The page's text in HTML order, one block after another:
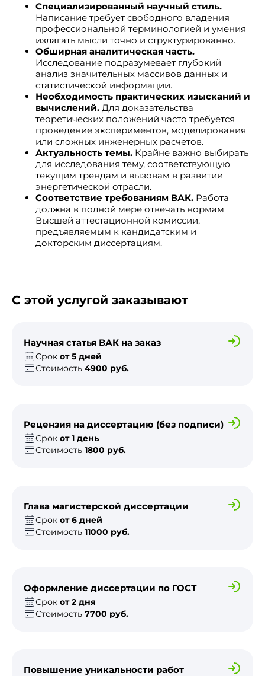
Специализированный научный стиль.
Написание требует свободного владения
профессиональной терминологией и умения
излагать мысли точно и структурированно.
Обширная аналитическая часть.
Исследование подразумевает глубокий
анализ значительных массивов данных и
статистической информации.
Необходимость практических изысканий и
вычислений. Для доказательства
теоретических положений часто требуется
проведение экспериментов, моделирования
или сложных инженерных расчетов.
Актуальность темы. Крайне важно выбирать
для исследования тему, соответствующую
текущим трендам и вызовам в развитии
энергетической отрасли.
Соответствие требованиям ВАК. Работа
должна в полной мере отвечать нормам
Высшей аттестационной комиссии,
предъявляемым к кандидатским и
докторским диссертациям.
С этой услугой заказывают
Научная статья ВАК на заказ
Срок от 5 дней
Стоимость 4900 руб.
Рецензия на диссертацию (без подписи)
Срок от 1 день
Стоимость 1800 руб.
Глава магистерской диссертации
Срок от 6 дней
Стоимость 11000 руб.
Оформление диссертации по ГОСТ
Срок от 2 дня
Стоимость 7700 руб.
Повышение уникальности работ